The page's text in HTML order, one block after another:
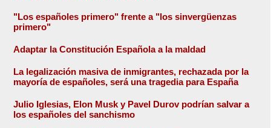
"Los españoles primero" frente a "los sinvergüenzas
primero"
Adaptar la Constitución Española a la maldad
La legalización masiva de inmigrantes, rechazada por la
mayoría de españoles, será una tragedia para España
Julio Iglesias, Elon Musk y Pavel Durov podrían salvar a
los españoles del sanchismo